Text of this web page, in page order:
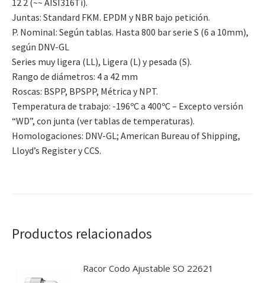
Juntas: Standard FKM. EPDM y NBR bajo petición.
P. Nominal: Según tablas. Hasta 800 bar serie S (6 a 10mm),
según DNV-GL
Series muy ligera (LL), Ligera (L) y pesada (S).
Rango de diámetros: 4 a 42 mm
Roscas: BSPP, BPSPP, Métrica y NPT.
Temperatura de trabajo: -196ºC a 400ºC – Excepto versión
“WD”, con junta (ver tablas de temperaturas).
Homologaciones: DNV-GL; American Bureau of Shipping,
Lloyd’s Register y CCS.
Productos relacionados
Racor Codo Ajustable SO 22621